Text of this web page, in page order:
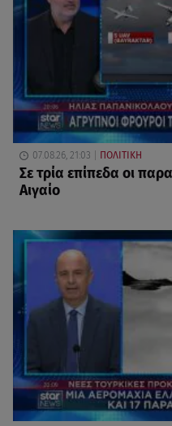
07.08.26, 21:03 ΠΟΛΙΤΙΚΗ
Σε τρία επίπεδα οι
Αιγαίο